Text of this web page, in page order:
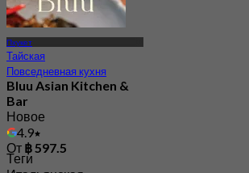
Пхукет
Тайская
Повседневная кухня
Bluu Asian Kitchen &
Bar
Новое
4.9
От ฿ 597.5
Теги